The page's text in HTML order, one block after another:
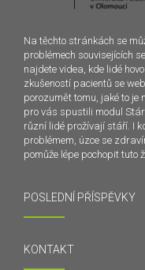
Na těchto stránkách se
problémech souvisejících
najdete videa, kde lidé
zkušeností pacientů se
porozumět tomu, jaké to
pro vás spustili modul
různí lidé prožívají stáří. I
problémem, úzce se
pomůže lépe pochopit tuto
POSLEDNÍ PŘÍSPĚVKY
KONTAKT